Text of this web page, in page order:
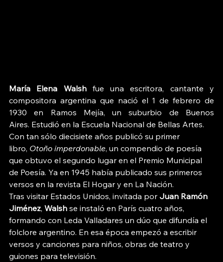
María Elena Walsh fue una escritora, cantante y
compositora argentina que nació el 1 de febrero de
1930 en Ramos Mejía, un suburbio de Buenos
Aires. Estudió en la Escuela Nacional de Bellas Artes.
Con tan sólo diecisiete años publicó su primer
libro, Otoño imperdonable, un compendio de poesía
que obtuvo el segundo lugar en el Premio Municipal
de Poesía. Ya en 1945 había publicado sus primeros
versos en la revista El Hogar y en La Nación.
Tras visitar Estados Unidos, invitada por Juan Ramón
Jiménez, Walsh se instaló en París cuatro años,
formando con Leda Valladares un dúo que difundía el
folclore argentino. En esa época empezó a escribir
versos y canciones para niños, obras de teatro y
guiones para televisión.